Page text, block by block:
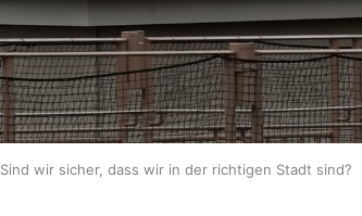
Sind wir sicher, dass wir in der richtigen Stadt sind?